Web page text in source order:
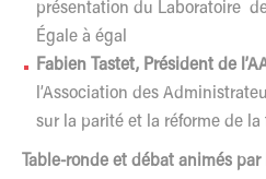
présentation du Laboratoire
Égale à égal
Fabien Tastet, Président de
l’Association des
sur la parité et la réforme de
Table-ronde et débat animés par